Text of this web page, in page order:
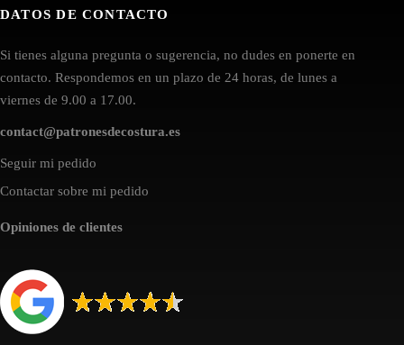
DATOS DE CONTACTO
Si tienes alguna pregunta o sugerencia, no dudes en ponerte en
contacto. Respondemos en un plazo de 24 horas, de lunes a
viernes de 9.00 a 17.00.
contact@patronesdecostura.es
Seguir mi pedido
Contactar sobre mi pedido
Opiniones de clientes